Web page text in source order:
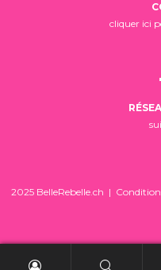
cliquer ici
2025 BelleRebelle.ch |